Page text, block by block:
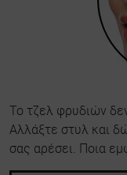
Το τζελ φρυδιών
Αλλάξτε στυλ και
σας αρέσει. Ποια